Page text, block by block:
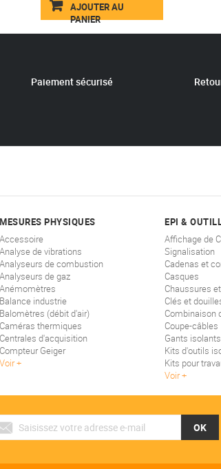
AJOUTER AU
PANIER
Paiement sécurisé
MESURES PHYSIQUES
Accessoire
Analyse de vibrations
Analyseurs de combustion
Analyseurs de gaz
Anémomètres
Balance industrie
Balomètres (débit d'air)
Caméras thermiques
Centrales d'acquisition
Compteur Geiger
Voir
EPI &
Affichage de
Signalisation
Cadenas et
Casques
Chaussures
Clés et
Combinaison
Coupe-câbles
Gants isolants
Kits d'outils
Kits pour
Voir
OK